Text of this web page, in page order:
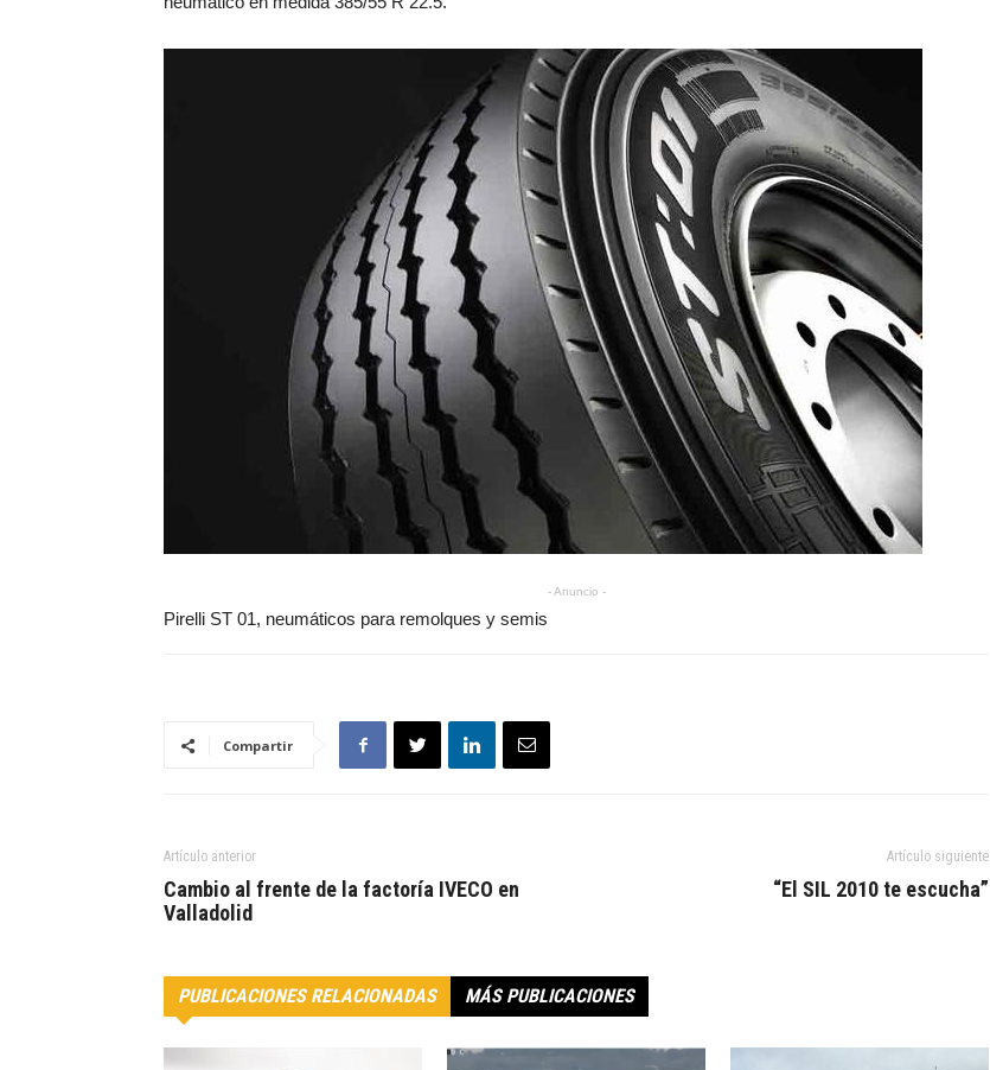
- Anuncio -
Pirelli ST 01, neumáticos para remolques y semis
Compartir
Artículo anterior
Cambio al frente de la factoría IVECO en
Valladolid
Artículo siguiente
“El SIL 2010 te escucha”
PUBLICACIONES RELACIONADAS MÁS PUBLICACIONES